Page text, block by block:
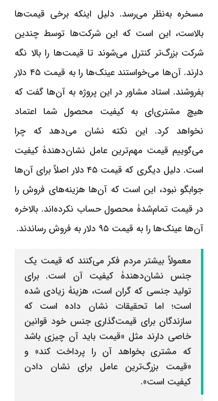
مسخره به‌نظر می‌رسد. دلیل اینکه برخی قیمت‌ها
بالاست، این است که این شرکت‌ها توسط چندین
شرکت بزرگ‌تر کنترل می‌شوند تا قیمت‌ها را بالا نگه
دارند. آن‌ها می‌خواستند عینک‌ها را به قیمت ۴۵ دلار
بفروشند. استاد مشاور در این پروژه به آن‌ها گفت که
هیچ مشتری‌ای به کیفیت محصول شما اعتماد
نخواهد کرد. این نکته نشان می‌دهد که چرا
می‌گوییم قیمت مهم‌ترین عامل نشان‌دهندۀ کیفیت
است. دلیل دیگری که قیمت ۴۵ دلار اصلاً برای آن‌ها
جوابگو نبود، این است که آن‌ها هزینه‌های فروش را
در قیمت تمام‌شدۀ محصول حساب نکرده‌اند. بالاخره
آن‌ها عینک‌ها را به قیمت ۹۵ دلار به فروش رساندند.
معمولاً بیشتر مردم فکر می‌کنند که قیمت یک
جنس نشان‌دهندۀ کیفیت آن است. برای
تولید جنسی که گران است، هزینۀ زیادی شده
است؛ اما تحقیقات نشان داده است که
سازندگان برای قیمت‌گذاری جنس خود قوانین
خاصی دارند مثل «قیمت باید آن چیزی باشد
که مشتری بخواهد آن را پرداخت کند» و
«قیمت بزرگ‌ترین عامل برای نشان دادن
کیفیت است».